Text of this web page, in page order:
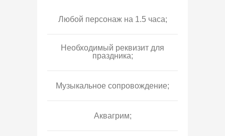
Любой персонаж на 1.5 часа;
Необходимый реквизит для
праздника;
Музыкальное сопровождение;
Аквагрим;